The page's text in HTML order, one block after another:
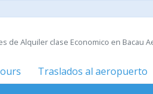
de Alquiler clase Economico en Bacau
Traslados al aeropuerto